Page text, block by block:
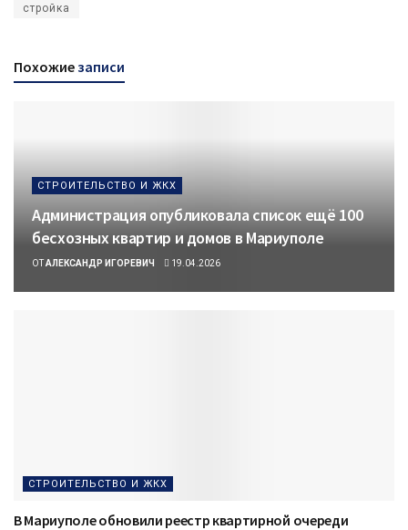
стройка
Похожие записи
СТРОИТЕЛЬСТВО И ЖКХ
Администрация опубликовала список ещё 100
бесхозных квартир и домов в Мариуполе
ОТАЛЕКСАНДР ИГОРЕВИЧ 19.04.2026
СТРОИТЕЛЬСТВО И ЖКХ
В Мариуполе обновили реестр квартирной очереди